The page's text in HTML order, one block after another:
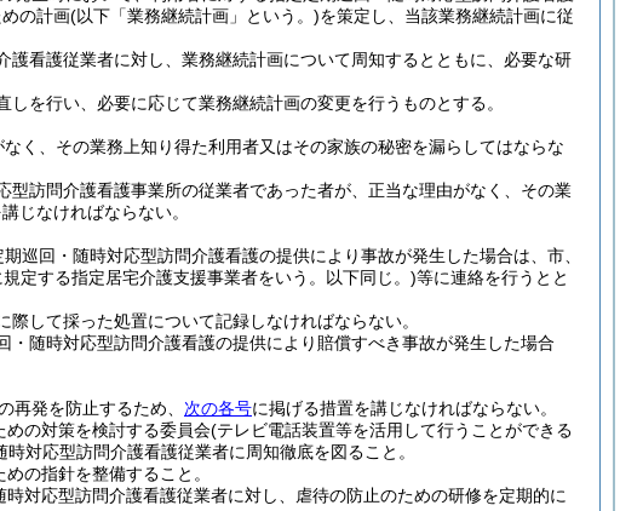
の計画(以下「業務継続計画」という。)を策定し、当該業務継続計画に従
看護従業者に対し、業務継続計画について周知するとともに、必要な研
を行い、必要に応じて業務継続計画の変更を行うものとする。
く、その業務上知り得た利用者又はその家族の秘密を漏らしてはならな
訪問介護看護事業所の従業者であった者が、正当な理由がなく、その業
じなければならない。
巡回・随時対応型訪問介護看護の提供により事故が発生した場合は、市、
定する指定居宅介護支援事業者をいう。以下同じ。)等に連絡を行うとと
際して採った処置について記録しなければならない。
随時対応型訪問介護看護の提供により賠償すべき事故が発生した場合
再発を防止するため、 次の各号に掲げる措置を講じなければならない。
の対策を検討する委員会(テレビ電話装置等を活用して行うことができる
対応型訪問介護看護従業者に周知徹底を図ること。
の指針を整備すること。
対応型訪問介護看護従業者に対し、虐待の防止のための研修を定期的に